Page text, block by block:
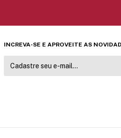
INCREVA-SE E APROVEITE AS